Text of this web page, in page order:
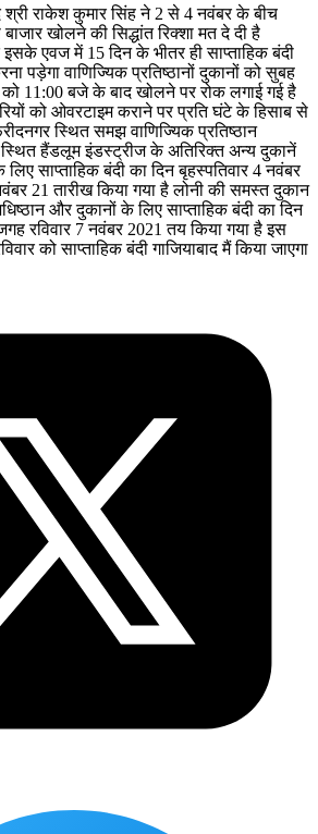
श्री राकेश कुमार सिंह ने 2 से 4 नवंबर के बीच
बाजार खोलने की सिद्धांत रिक्शा मत दे दी है
इसके एवज में 15 दिन के भीतर ही साप्ताहिक बंदी
पड़ेगा वाणिज्यिक प्रतिष्ठानों दुकानों को सुबह
11:00 बजे के बाद खोलने पर रोक लगाई गई है
को ओवरटाइम कराने पर प्रति घंटे के हिसाब से
स्थित समझ वाणिज्यिक प्रतिष्ठान
स्थित हैंडलूम इंडस्ट्रीज के अतिरिक्त अन्य दुकानें
साप्ताहिक बंदी का दिन बृहस्पतिवार 4 नवंबर
21 तारीख किया गया है लोनी की समस्त दुकान
और दुकानों के लिए साप्ताहिक बंदी का दिन
रविवार 7 नवंबर 2021 तय किया गया है इस
को साप्ताहिक बंदी गाजियाबाद मैं किया जाएगा